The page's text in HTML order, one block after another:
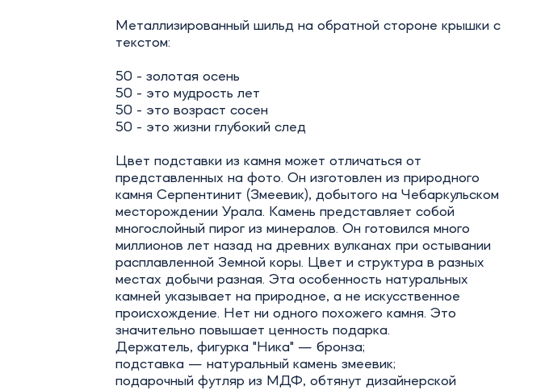
Металлизированный шильд на обратной стороне крышки с
текстом:
50 - золотая осень
50 - это мудрость лет
50 - это возраст сосен
50 - это жизни глубокий след
Цвет подставки из камня может отличаться от
представленных на фото. Он изготовлен из природного
камня Серпентинит (Змеевик), добытого на Чебаркульском
месторождении Урала. Камень представляет собой
многослойный пирог из минералов. Он готовился много
миллионов лет назад на древних вулканах при остывании
расплавленной Земной коры. Цвет и структура в разных
местах добычи разная. Эта особенность натуральных
камней указывает на природное, а не искусственное
происхождение. Нет ни одного похожего камня. Это
значительно повышает ценность подарка.
Держатель, фигурка "Ника" — бронза;
подставка — натуральный камень змеевик;
подарочный футляр из МДФ, обтянут дизайнерской